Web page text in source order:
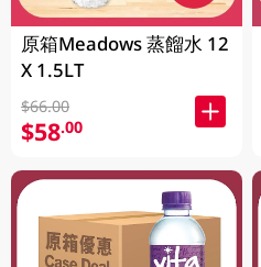
原箱Meadows 蒸餾水 12
X 1.5LT
$66.00
$58.00